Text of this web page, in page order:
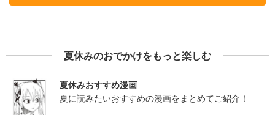
夏休みのおでかけをもっと楽しむ
夏休みおすすめ漫画
夏に読みたいおすすめの漫画をまとめてご紹介！